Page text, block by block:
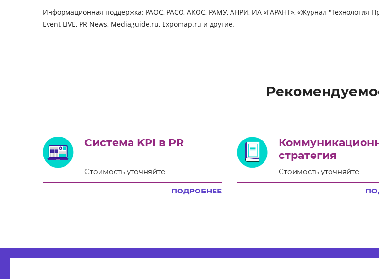
Информационная поддержка: РАОС, РАСО, АКОС, РАМУ, АНРИ, ИА «ГАРАНТ», «Журнал "Технология
Event LIVE, PR News, Mediaguide.ru, Expomap.ru и другие.
Система KPI в PR
Стоимость уточняйте
ПОДРОБНЕЕ
стратегия
Стоимость уточняйте